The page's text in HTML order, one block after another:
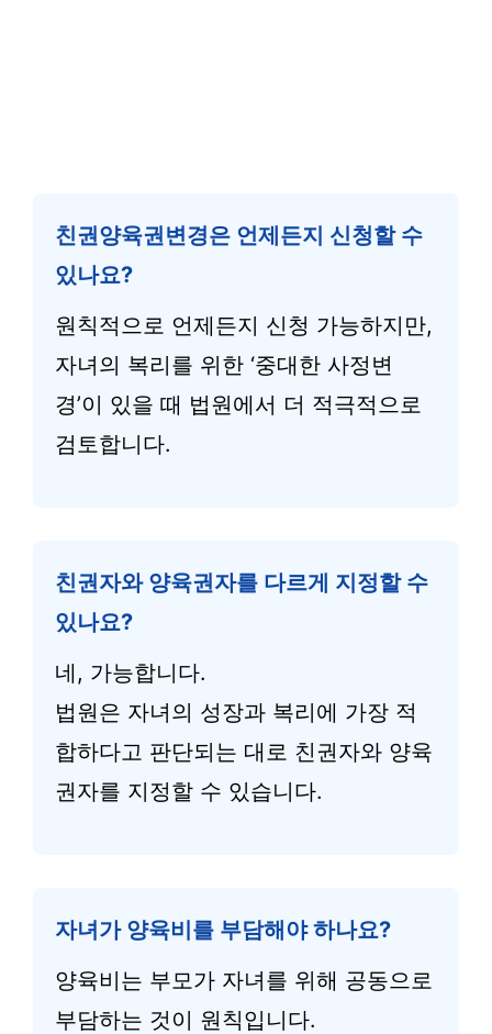
친권양육권변경은 언제든지 신청할 수
있나요?
원칙적으로 언제든지 신청 가능하지만,
자녀의 복리를 위한 ‘중대한 사정변
경’이 있을 때 법원에서 더 적극적으로
검토합니다.
친권자와 양육권자를 다르게 지정할 수
있나요?
네, 가능합니다.
법원은 자녀의 성장과 복리에 가장 적
합하다고 판단되는 대로 친권자와 양육
권자를 지정할 수 있습니다.
자녀가 양육비를 부담해야 하나요?
양육비는 부모가 자녀를 위해 공동으로
부담하는 것이 원칙입니다.